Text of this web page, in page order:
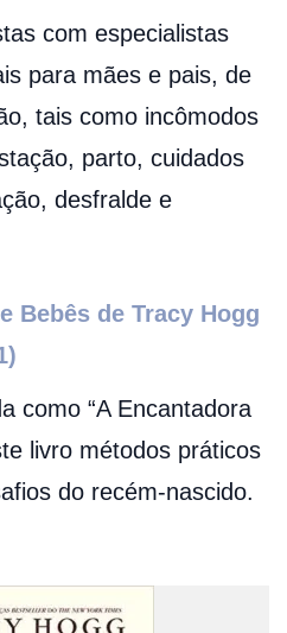
com especialistas
para mães e pais, de
tais como incômodos
parto, cuidados
desfralde e
Bebês de Tracy Hogg
como “A Encantadora
livro métodos práticos
do recém-nascido.